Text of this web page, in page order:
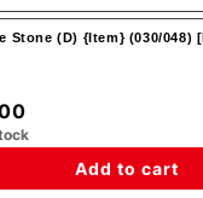
Stone (D) {Item} (030/048)
Add to cart